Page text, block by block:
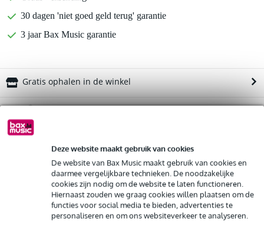
Deze website maakt gebruik van cookies
De website van Bax Music maakt gebruik van cookies en
daarmee vergelijkbare technieken. De noodzakelijke
cookies zijn nodig om de website te laten functioneren.
Hiernaast zouden we graag cookies willen plaatsen om de
functies voor social media te bieden, advertenties te
personaliseren en om ons websiteverkeer te analyseren.
30 dagen 'niet goed geld terug' garantie
3 jaar Bax Music garantie
Gratis ophalen in de winkel
Huur dit product
Huur dit product al vanaf 105 euro per maand
Huur meerdere producten tegelijk: min. € 300,- en max.
Productinformatie
type luidspreker: 2-weg actieve luidspreker